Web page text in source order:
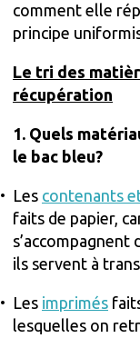
comment elle
principe
Le tri des
récupération
1. Quels
le bac bleu?
Les contenants
faits de papier,
s’accompagnent
ils servent à
Les imprimés
lesquelles on